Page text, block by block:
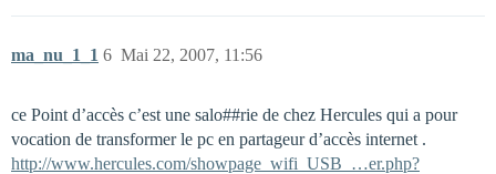
ma_nu_1_1 Mai 22, 2007, 11:56
6
ce Point d’accès c’est une salo##rie de chez Hercules qui a pour
vocation de transformer le pc en partageur d’accès internet .
http://www.hercules.com/showpage_wifi_USB_…er.php?